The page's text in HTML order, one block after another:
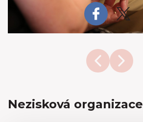
Nezisková organizace